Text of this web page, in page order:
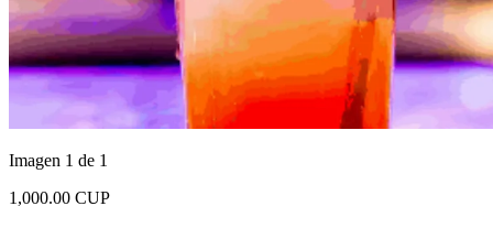
Imagen 1 de 1
1,000.00 CUP